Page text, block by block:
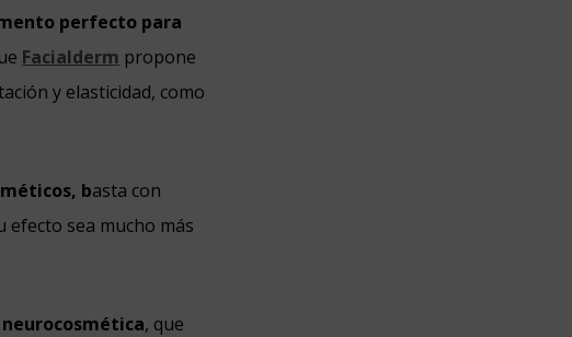
perfecto para
Facialderm propone
y elasticidad, como
basta con
efecto sea mucho más
neurocosmética, que